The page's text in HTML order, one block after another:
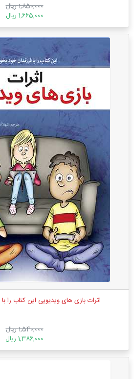
1,850,000 ریال
1,665,000 ریال
اثرات بازی ‌های ویدیویی این کتاب را
1,540,000 ریال
1,386,000 ریال